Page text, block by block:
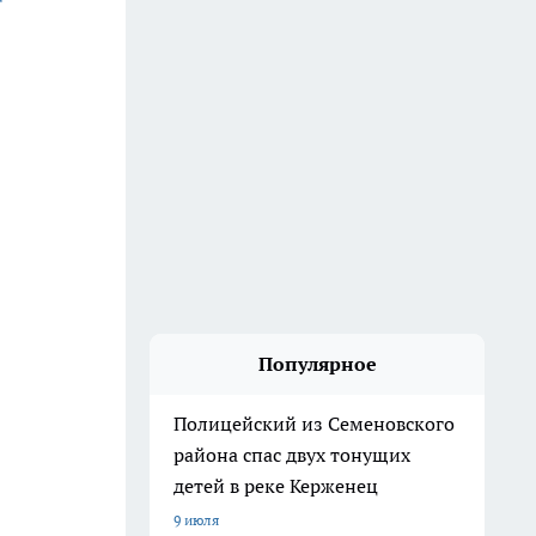
Популярное
Полицейский из Семеновского
района спас двух тонущих
детей в реке Керженец
9 июля